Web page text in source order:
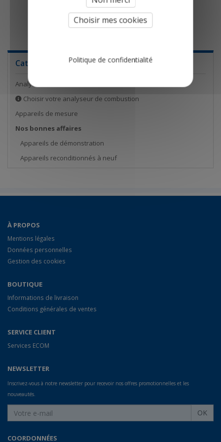
1
Catégories
Analyseurs de combustion
Choisir votre analyseur de combustion
Appareils de mesure
Nos bonnes affaires
Appareils de démonstration
Appareils reconditionnés à neuf
À PROPOS
Mentions légales
Données personnelles
Gestion des cookies
BOUTIQUE
Informations de livraison
Conditions générales de ventes
SERVICE CLIENT
Services ECOM
NEWSLETTER
Inscrivez-vous à notre newsletter pour recevoir nos offres promotionnelles et les
nouveautés.
OK
COORDONNÉES
Choisir mes cookies
Politique de confidentialité